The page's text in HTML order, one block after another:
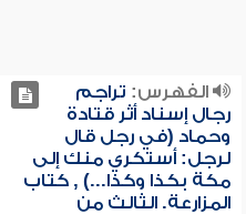
الفهرس: تراجم
رجال إسناد أثر قتادة
وحماد (في رجل قال
لرجل: أستكري منك إلى
مكة بكذا وكذا...) , كتاب
المزارعة. الثالث من